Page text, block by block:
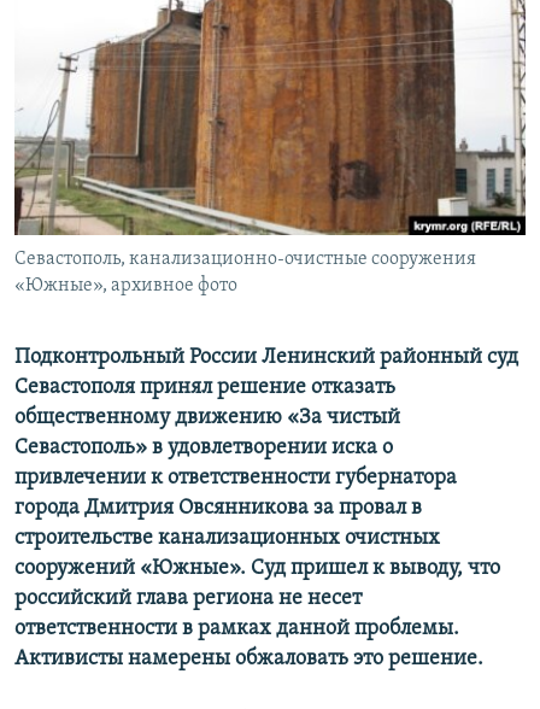
ПОБЕДИТЕЛЕЙ НЕ СУДЯТ?
КРЫМ.НЕПОКОРЕННЫЙ
ELIFBE
УКРАИНСКАЯ ПРОБЛЕМА КРЫМА
ПРИСОЕДИНЯЙТЕСЬ!
Все сайты RFE/RL
Севастополь, канализационно-очистные сооружения
«Южные», архивное фото
Подконтрольный России Ленинский районный суд
Севастополя принял решение отказать
общественному движению «За чистый
Севастополь» в удовлетворении иска о
привлечении к ответственности губернатора
города Дмитрия Овсянникова за провал в
строительстве канализационных очистных
сооружений «Южные». Суд пришел к выводу, что
российский глава региона не несет
ответственности в рамках данной проблемы.
Активисты намерены обжаловать это решение.